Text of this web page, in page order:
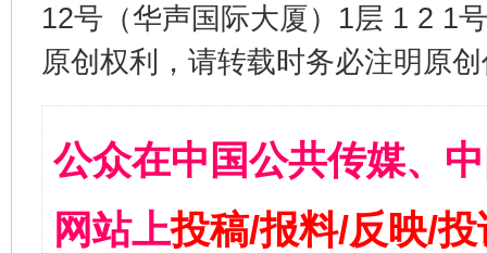
12号（华声国际大厦）1层 1 2 1
原创权利，请转载时务必注明原
公众在中国公共传媒、
网站上投稿/报料/反映/